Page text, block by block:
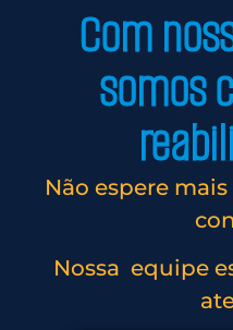
Com
somos
Não espere
Nossa equipe